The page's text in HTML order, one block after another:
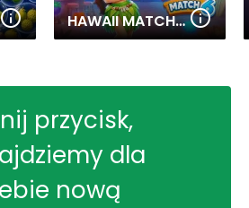
HAWAII MATCH 6
przycisk,
dla
nową